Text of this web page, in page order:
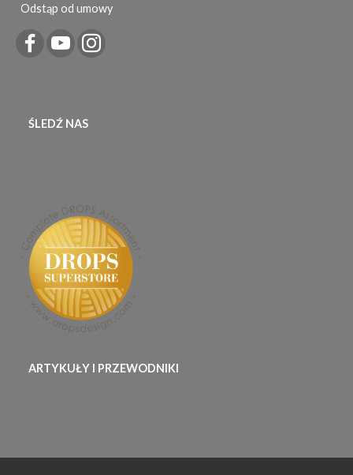
Odstąp od umowy
ŚLEDŹ NAS
ARTYKUŁY I PRZEWODNIKI